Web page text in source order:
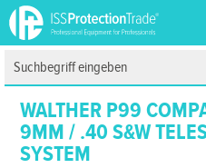
WALTHER P99
9MM / .40 S&W
SYSTEM